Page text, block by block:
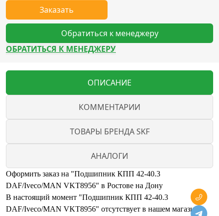
Заказать
Обратиться к менеджеру
ОБРАТИТЬСЯ К МЕНЕДЖЕРУ
ОПИСАНИЕ
КОММЕНТАРИИ
ТОВАРЫ БРЕНДА SKF
АНАЛОГИ
Оформить заказ на "Подшипник КПП 42-40.3
DAF/Iveco/MAN VKT8956" в Ростове на Дону
В настоящий момент "Подшипник КПП 42-40.3
DAF/Iveco/MAN VKT8956" отсутствует в нашем магазине.